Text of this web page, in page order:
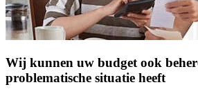
Wij kunnen uw budget ook
problematische situatie heeft